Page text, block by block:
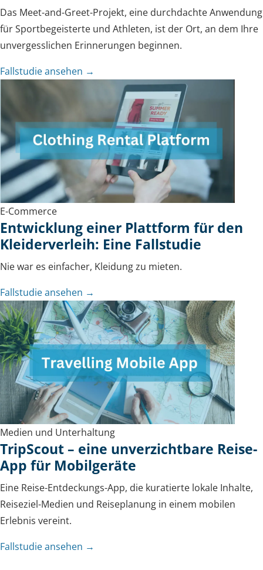
Das Meet-and-Greet-Projekt, eine durchdachte Anwendung
für Sportbegeisterte und Athleten, ist der Ort, an dem Ihre
unvergesslichen Erinnerungen beginnen.
Fallstudie ansehen →
E-Commerce
Entwicklung einer Plattform für den
Kleiderverleih: Eine Fallstudie
Nie war es einfacher, Kleidung zu mieten.
Fallstudie ansehen →
Medien und Unterhaltung
TripScout – eine unverzichtbare Reise-
App für Mobilgeräte
Eine Reise-Entdeckungs-App, die kuratierte lokale Inhalte,
Reiseziel-Medien und Reiseplanung in einem mobilen
Erlebnis vereint.
Fallstudie ansehen →